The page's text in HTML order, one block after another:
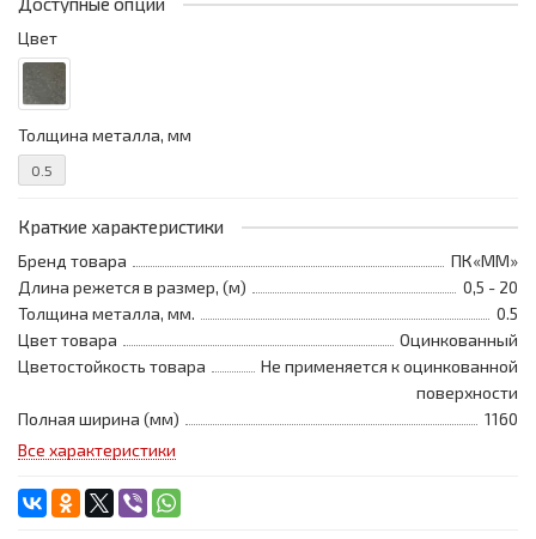
Цвет
Толщина металла, мм
0.5
Краткие характеристики
Бренд товара
ПК«ММ»
Длина режется в размер, (м)
0,5 - 20
Толщина металла, мм.
0.5
Цвет товара
Оцинкованный
Цветостойкость товара
Не применяется к оцинкованной
поверхности
Полная ширина (мм)
1160
Все характеристики